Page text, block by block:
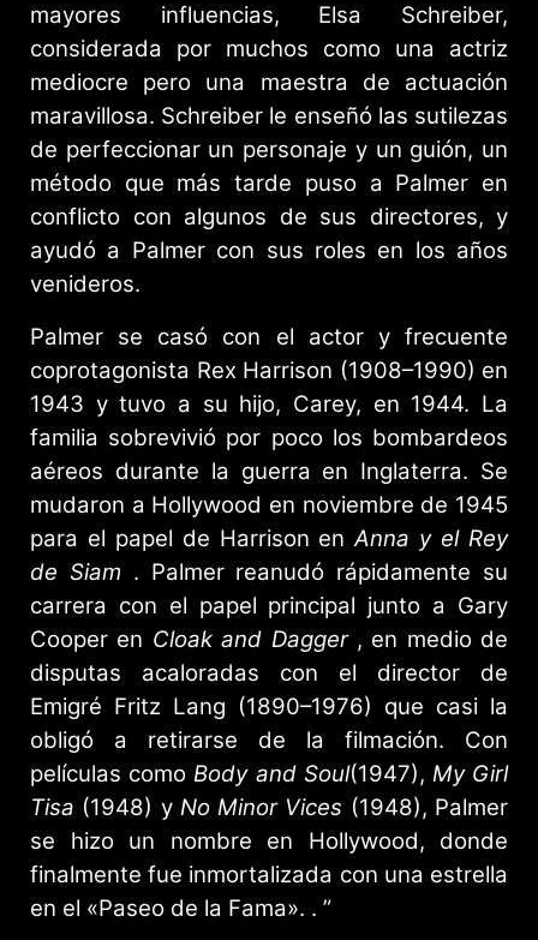
mayores influencias, Elsa Schreiber,
considerada por muchos como una actriz
mediocre pero una maestra de actuación
maravillosa. Schreiber le enseñó las sutilezas
de perfeccionar un personaje y un guión, un
método que más tarde puso a Palmer en
conflicto con algunos de sus directores, y
ayudó a Palmer con sus roles en los años
venideros.
Palmer se casó con el actor y frecuente
coprotagonista Rex Harrison (1908–1990) en
1943 y tuvo a su hijo, Carey, en 1944. La
familia sobrevivió por poco los bombardeos
aéreos durante la guerra en Inglaterra. Se
mudaron a Hollywood en noviembre de 1945
para el papel de Harrison enAnna y el Rey
de Siam . Palmer reanudó rápidamente su
carrera con el papel principal junto a Gary
Cooper en Cloak and Dagger, en medio de
disputas acaloradas con el director de
Emigré Fritz Lang (1890–1976) que casi la
obligó a retirarse de la filmación. Con
películas comoBody and Soul(1947), My Girl
Tisa (1948) y No Minor Vices (1948), Palmer
se hizo un nombre en Hollywood, donde
finalmente fue inmortalizada con una estrella
en el «Paseo de la Fama». . ”